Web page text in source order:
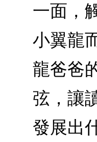
一面，
小翼龍
龍爸爸
弦，讓
發展出